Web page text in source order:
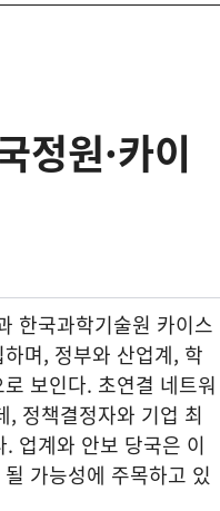
정원·카이
한국과학기술원 카이스
며, 정부와 산업계, 학
보인다. 초연결 네트워
, 정책결정자와 기업 최
업계와 안보 당국은 이
가능성에 주목하고 있